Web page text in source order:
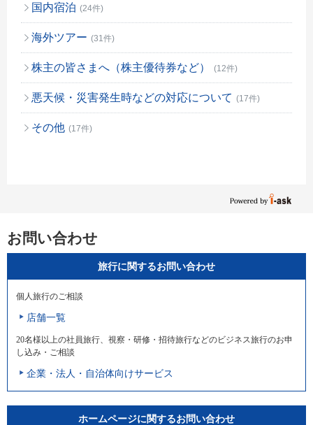
国内宿泊 (24件)
海外ツアー (31件)
株主の皆さまへ（株主優待券など） (12件)
悪天候・災害発生時などの対応について (17件)
その他 (17件)
お問い合わせ
旅行に関するお問い合わせ
個人旅行のご相談
店舗一覧
20名様以上の社員旅行、視察・研修・招待旅行などのビジネス旅行のお申
し込み・ご相談
企業・法人・自治体向けサービス
ホームページに関するお問い合わせ